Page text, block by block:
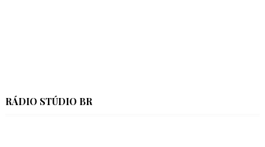
RÁDIO STÚDIO BR